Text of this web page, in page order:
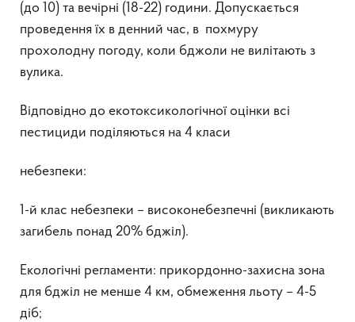
(до 10) та вечірні (18-22) години. Допускається
проведення їх в денний час, в похмуру
прохолодну погоду, коли бджоли не вилітають з
вулика.
Відповідно до екотоксикологічної оцінки всі
пестициди поділяються на 4 класи
небезпеки:
1-й клас небезпеки – високонебезпечні (викликають
загибель понад 20% бджіл).
Екологічні регламенти: прикордонно-захисна зона
для бджіл не менше 4 км, обмеження льоту – 4-5
діб;